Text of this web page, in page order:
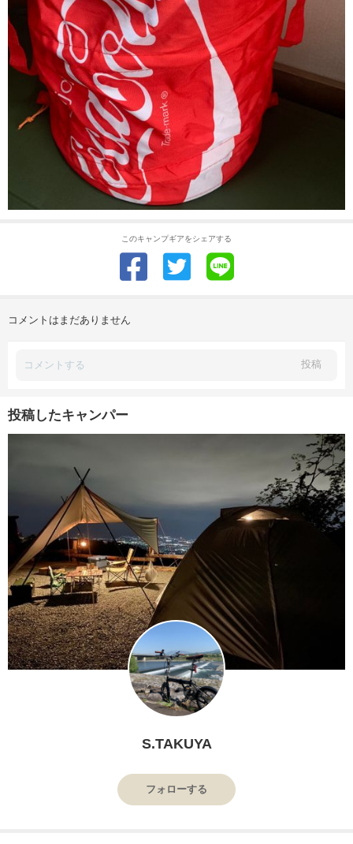
このキャンプギアをシェアする
コメントはまだありません
投稿
投稿したキャンパー
S.TAKUYA
フォローする